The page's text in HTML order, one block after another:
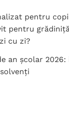
pentru
pentru
cu zi?
an școlar